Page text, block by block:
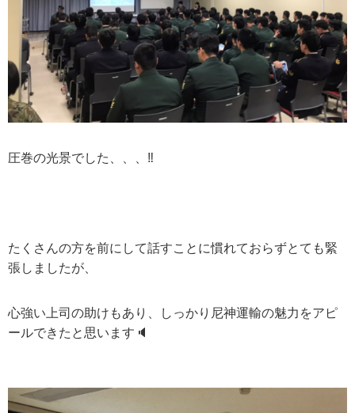
圧巻の光景でした、、、 ‼️
たくさんの方を前にして話すことに慣れておらずとても緊
張しましたが、
心強い上司の助けもあり、しっかり尼神運輸の魅力をアピ
ールできたと思います 🔈